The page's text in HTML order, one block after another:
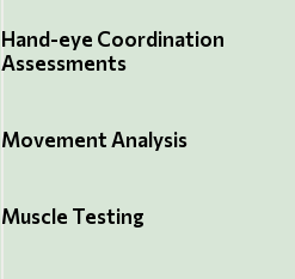
Hand-eye Coordination
Assessments
Movement Analysis
Muscle Testing